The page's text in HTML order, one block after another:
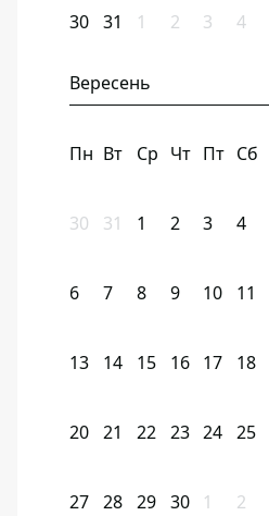
30 31 1 2 3 4
Вересень
Пн Вт Ср Чт Пт Сб
30 31 1 2 3 4
6 7 8 9 10 11
13 14 15 16 17 18
20 21 22 23 24 25
27 28 29 30 1 2